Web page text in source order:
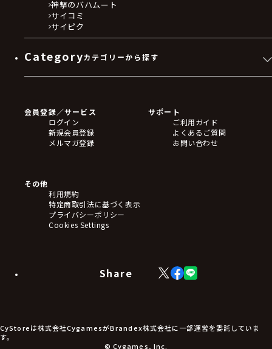
神撃のバハムート
サイコミ
サイピク
Categoryカテゴリーから探す
フィギュア
アクリルスタンド
バッジ
キーホルダー・ストラップ
ステッカー・シール・カード
タペストリー・ポスター
アームサポーター
ブレードホルダー
食品・飲料品
アパレル小物
アクセサリー
会員登録／サービス
ログイン
新規会員登録
メルマガ登録
サポート
ご利用ガイド
よくあるご質問
お問い合わせ
その他
利用規約
特定商取引法に基づく表示
プライバシーポリシー
Cookies Settings
Share
X
(Twitter)
Facebook
LINE
CyStoreは株式会社CygamesがBrandex株式会社に一部運営を委託していま
す。
© Cygames, Inc.